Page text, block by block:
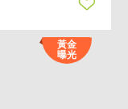
黃金
曝光